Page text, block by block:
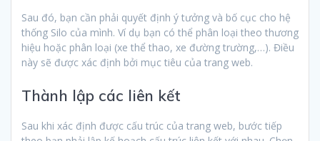
Sau đó, bạn cần phải quyết định ý tưởng và bố cục cho hệ
thống Silo của mình. Ví dụ bạn có thể phân loại theo thương
hiệu hoặc phân loại (xe thể thao, xe đường trường,…). Điều
này sẽ được xác định bởi mục tiêu của trang web.
Thành lập các liên kết
Sau khi xác định được cấu trúc của trang web, bước tiếp